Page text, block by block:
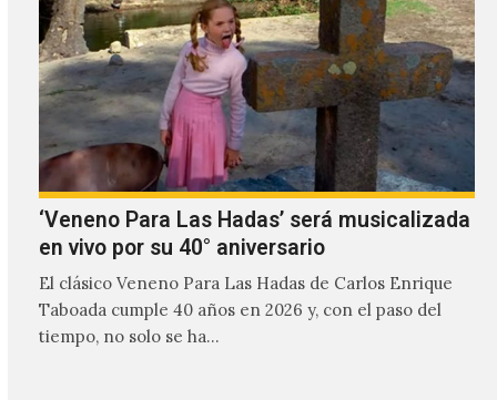
‘Veneno Para Las Hadas’ será musicalizada
en vivo por su 40° aniversario
El clásico Veneno Para Las Hadas de Carlos Enrique
Taboada cumple 40 años en 2026 y, con el paso del
tiempo, no solo se ha…